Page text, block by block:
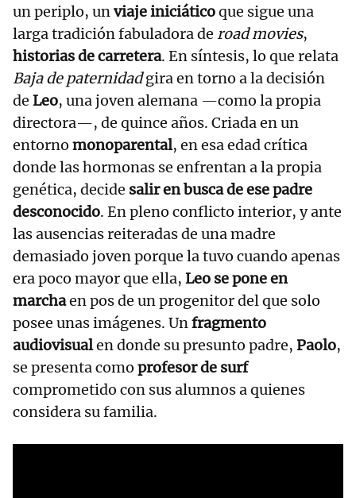
un periplo, unviaje iniciáticoque sigue una
larga tradición fabuladora de road movies,
historias de carretera. En síntesis, lo que relata
Baja de paternidadgira en torno a la decisión
de Leo, una joven alemana —como la propia
directora—, de quince años. Criada en un
entorno monoparental, en esa edad crítica
donde las hormonas se enfrentan a la propia
genética, decide salir en busca de ese padre
desconocido. En pleno conflicto interior, y ante
las ausencias reiteradas de una madre
demasiado joven porque la tuvo cuando apenas
era poco mayor que ella, Leo se pone en
marchaen pos de un progenitor del que solo
posee unas imágenes. Unfragmento
audiovisualen donde su presunto padre, Paolo,
se presenta como profesor de surf
comprometido con sus alumnos a quienes
considera su familia.